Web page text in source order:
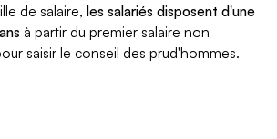
de salaire,les salariés disposent d'une
à partir du premier salaire non
saisir le conseil des prud'hommes.